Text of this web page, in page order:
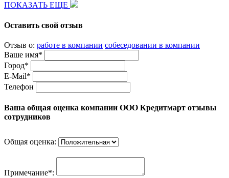
ПОКАЗАТЬ ЕЩЕ
Оставить свой отзыв
Отзыв о: работе в компании собеседовании в компании
Ваше имя*
Город*
E-Mail*
Телефон
Ваша общая оценка компании ООО Кредитмарт отзывы
сотрудников
Общая оценка:
Примечание*: